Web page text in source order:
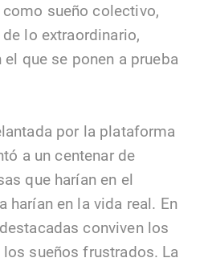
sueño colectivo,
lo extraordinario,
que se ponen a prueba
por la plataforma
a un centenar de
que harían en el
harían en la vida real. En
conviven los
sueños frustrados. La